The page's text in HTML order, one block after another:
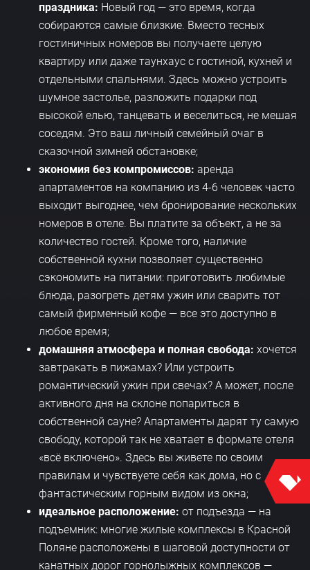
праздника: Новый год — это время, когда
собираются самые близкие. Вместо тесных
гостиничных номеров вы получаете целую
квартиру или даже таунхаус с гостиной, кухней и
отдельными спальнями. Здесь можно устроить
шумное застолье, разложить подарки под
высокой елью, танцевать и веселиться, не мешая
соседям. Это ваш личный семейный очаг в
сказочной зимней обстановке;
экономия без компромиссов: аренда
апартаментов на компанию из 4-6 человек часто
выходит выгоднее, чем бронирование нескольких
номеров в отеле. Вы платите за объект, а не за
количество гостей. Кроме того, наличие
собственной кухни позволяет существенно
сэкономить на питании: приготовить любимые
блюда, разогреть детям ужин или сварить тот
самый фирменный кофе — все это доступно в
любое время;
домашняя атмосфера и полная свобода: хочется
завтракать в пижамах? Или устроить
романтический ужин при свечах? А может, после
активного дня на склоне попариться в
собственной сауне? Апартаменты дарят ту самую
свободу, которой так не хватает в формате отеля
«всё включено». Здесь вы живете по своим
правилам и чувствуете себя как дома, но с
фантастическим горным видом из окна;
идеальное расположение: от подъезда — на
подъемник: многие жилые комплексы в Красной
Поляне расположены в шаговой доступности от
канатных дорог горнолыжных комплексов —